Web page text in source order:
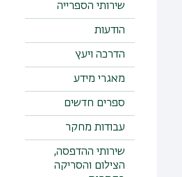
שירותי הספרייה
הודעות
הדרכה ויעץ
מאגרי מידע
ספרים חדשים
עבודות מחקר
שירותי ההדפסה,
הצילום והסריקה